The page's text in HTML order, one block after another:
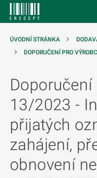
ÚVODNÍ STRÁNKA
DOPORUČENÍ PRO
Doporučení
13/2023 -
přijatých
zahájení,
obnovení